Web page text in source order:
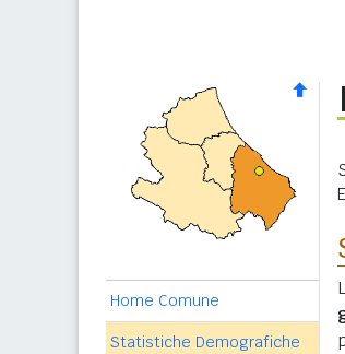
Home Comune
Statistiche Demografiche